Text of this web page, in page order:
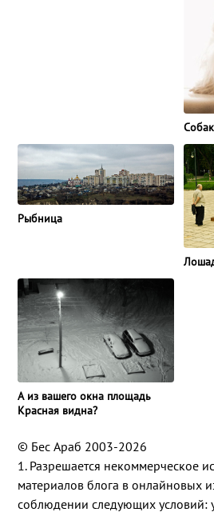
Рыбница
А из вашего окна площадь
Красная видна?
© Бес Араб 2003-2026
1. Разрешается некоммерческое
материалов блога в онлайновых
соблюдении следующих условий: